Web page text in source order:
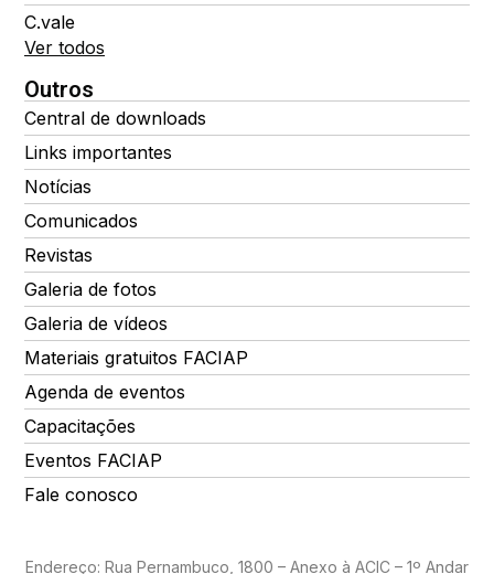
C.vale
Ver todos
Outros
Central de downloads
Links importantes
Notícias
Comunicados
Revistas
Galeria de fotos
Galeria de vídeos
Materiais gratuitos FACIAP
Agenda de eventos
Capacitações
Eventos FACIAP
Fale conosco
Endereço: Rua Pernambuco, 1800 – Anexo à ACIC – 1º Andar